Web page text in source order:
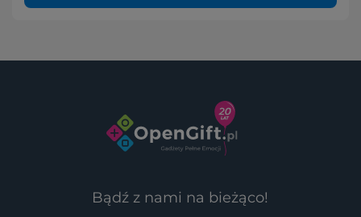
Bądź z nami na bieżąco!